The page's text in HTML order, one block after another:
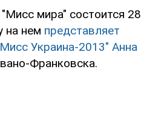
мира" состоится 28
на нем представляет
Украина-2013" Анна
Франковска.